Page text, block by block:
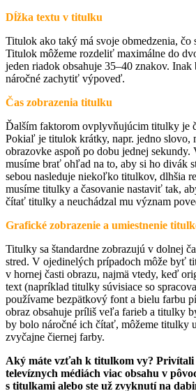
Dĺžka textu v titulku
Titulok ako taký má svoje obmedzenia, čo
Titulok môžeme rozdeliť maximálne do
jeden riadok obsahuje 35–40 znakov.
náročné zachytiť výpoveď.
Čas zobrazenia titulku
Ďalším faktorom ovplyvňujúcim titulky je
Pokiaľ je titulok krátky, napr. jedno slovo,
obrazovke aspoň po dobu jednej
musíme brať ohľad na to, aby si ho divák
sebou nasleduje niekoľko titulkov, dlhšia
musíme titulky a časovanie nastaviť tak,
čítať titulky a neuchádzal mu význam
Grafické zobrazenie a umiestnenie
Titulky sa štandardne zobrazujú v dolnej
stred. V ojedinelých prípadoch môže byť
v hornej časti obrazu, najmä vtedy, keď
text (napríklad titulky súvisiace so
používame bezpätkový font a bielu farbu
obraz obsahuje príliš veľa farieb a titulky
by bolo náročné ich čítať, môžeme titulky
zvyčajne čiernej farby.
Aký máte vzťah k titulkom vy? Privítali
televíznych médiách viac obsahu v
s titulkami alebo ste už zvyknutí na